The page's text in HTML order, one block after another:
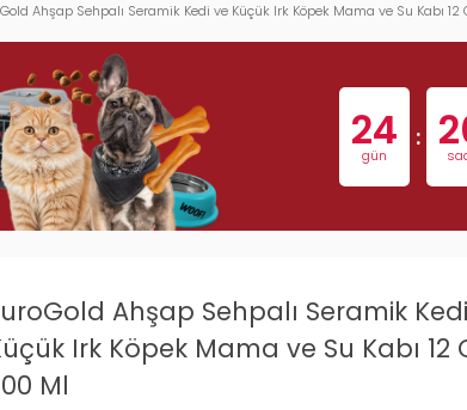
Ahşap Sehpalı Seramik Kedi ve Küçük Irk Köpek Mama ve Su Kabı
24
gün
:
Ahşap Sehpalı Seramik
Irk Köpek Mama ve Su Kabı 12
Ml